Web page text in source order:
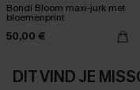
Bondi Bloom maxi-jurk met
bloemenprint
50,00 €
DIT VIND JE